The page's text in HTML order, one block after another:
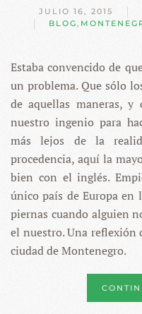
JULIO 16, 2015
BLOG,
Estaba convencido de
un problema. Que sólo
de aquellas maneras,
nuestro ingenio para
más lejos de la
procedencia, aquí la
bien con el inglés.
único país de Europa en
piernas cuando alguien
el nuestro. Una reflexión
ciudad de Montenegro.